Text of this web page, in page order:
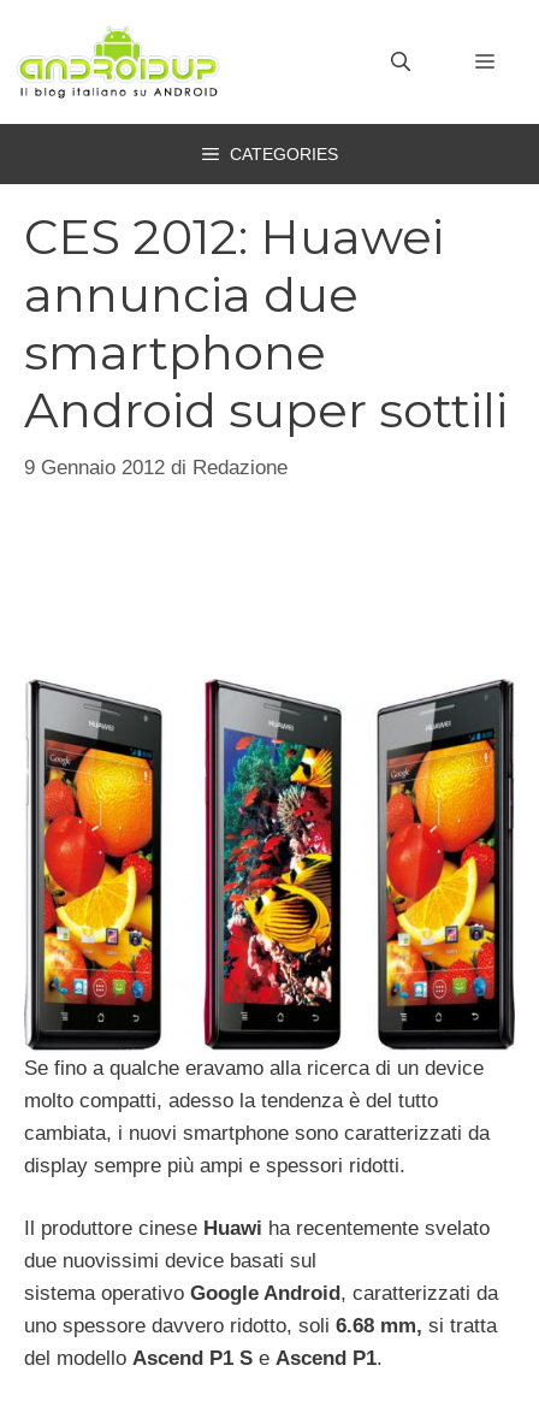
contenuto
CATEGORIES
CES 2012: Huawei
annuncia due
smartphone
Android super sottili
9 Gennaio 2012 di Redazione
Se fino a qualche eravamo alla ricerca di un device
molto compatti, adesso la tendenza è del tutto
cambiata, i nuovi smartphone sono caratterizzati da
display sempre più ampi e spessori ridotti.
Il produttore cinese Huawi ha recentemente svelato
due nuovissimi device basati sul
sistema operativo Google Android , caratterizzati da
uno spessore davvero ridotto, soli 6.68 mm, si tratta
del modello Ascend P1 S e Ascend P1.